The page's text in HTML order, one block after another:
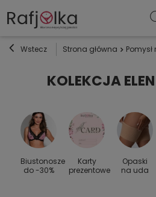
Wstecz Strona główna
KOLEKCJA
Biustonosze
do -30%
Karty
prezentowe
Opaski
na uda